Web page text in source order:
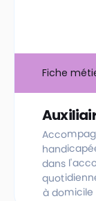
Fiche
dans
à domicile